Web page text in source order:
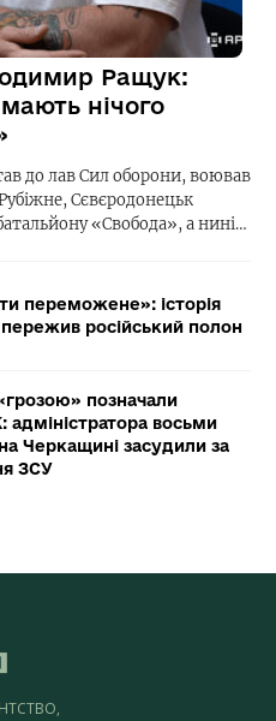
Ращук:
нічого
до лав Сил оборони, воював
Сєвєродонецьк
«Свобода», а нині…
переможене»: історія
російський полон
позначали
адміністратора восьми
Черкащині засудили за
ЗСУ